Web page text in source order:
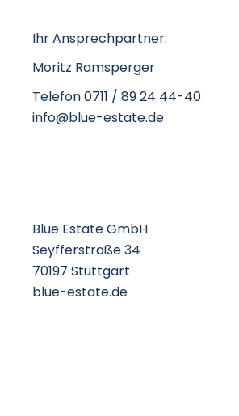
Ihr Ansprechpartner:
Moritz Ramsperger
Telefon 0711 / 89 24 44-40
info@blue-estate.de
Blue Estate GmbH
Seyfferstraße 34
70197 Stuttgart
blue-estate.de